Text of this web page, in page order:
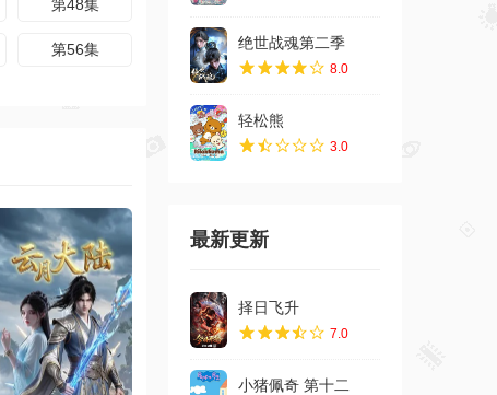
第08集
第16集
第24集
第32集
绝世战魂第二季
8.0
轻松熊
3.0
最新更新
择日飞升
7.0
小猪佩奇 第十二